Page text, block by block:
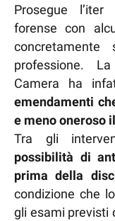
Prosegue l’iter
forense con
professione.
Camera ha
emendamenti
e meno oneroso
Tra gli
possibilità di
prima della
condizione che
gli esami previsti